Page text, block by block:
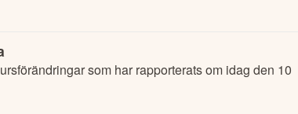
som har rapporterats om idag den 10